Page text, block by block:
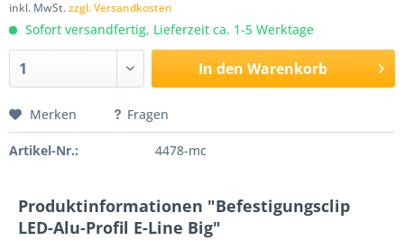
inkl. MwSt.zzgl. Versandkosten
Sofort versandfertig, Lieferzeit ca. 1-5 Werktage
In den Warenkorb
Merken Fragen
Artikel-Nr.: 4478-mc
Produktinformationen "Befestigungsclip
LED-Alu-Profil E-Line Big"